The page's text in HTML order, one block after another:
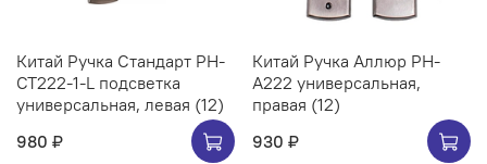
Китай Ручка Стандарт РН-
СТ222-1-L подсветка
универсальная, левая (12)
980 ₽
Китай Ручка Аллюр РН-
А222 универсальная,
правая (12)
930 ₽